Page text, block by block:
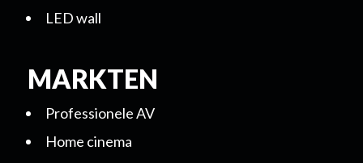
LED wall
MARKTEN
Professionele AV
Home cinema